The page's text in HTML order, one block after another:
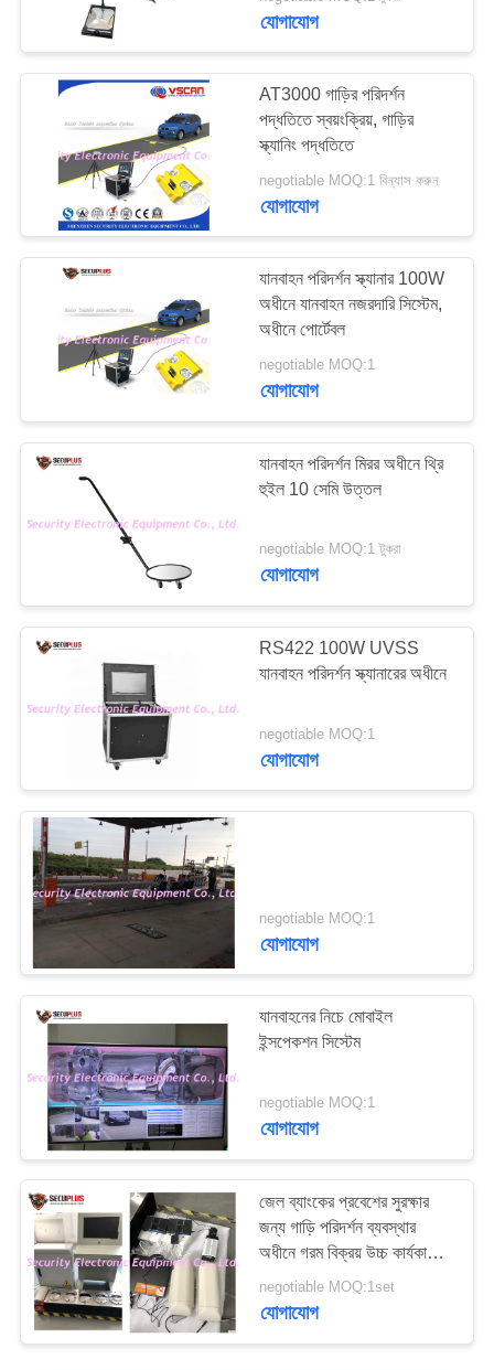
যোগাযোগ
AT3000 গাড়ির পরিদর্শন
পদ্ধতিতে স্বয়ংক্রিয়, গাড়ির
স্ক্যানিং পদ্ধতিতে
negotiable MOQ:1 বিন্যাস করুন
যোগাযোগ
যানবাহন পরিদর্শন স্ক্যানার 100W
অধীনে যানবাহন নজরদারি সিস্টেম,
অধীনে পোর্টেবল
negotiable MOQ:1
যোগাযোগ
যানবাহন পরিদর্শন মিরর অধীনে থ্রি
হুইল 10 সেমি উত্তল
negotiable MOQ:1 টুকরা
যোগাযোগ
RS422 100W UVSS
যানবাহন পরিদর্শন স্ক্যানারের অধীনে
negotiable MOQ:1
যোগাযোগ
negotiable MOQ:1
যোগাযোগ
যানবাহনের নিচে মোবাইল
ইন্সপেকশন সিস্টেম
negotiable MOQ:1
যোগাযোগ
জেল ব্যাংকের প্রবেশের সুরক্ষার
জন্য গাড়ি পরিদর্শন ব্যবস্থার
অধীনে গরম বিক্রয় উচ্চ কার্যকারিতা
আইপি 68 ওয়েদারপ্রুফ
negotiable MOQ:1set
যোগাযোগ